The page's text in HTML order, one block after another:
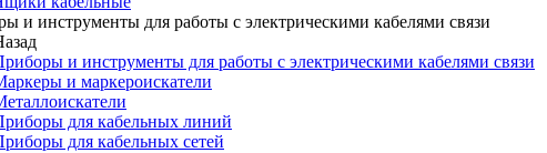
и инструменты для работы с электрическими кабелями связи
и инструменты для работы с электрическими кабелями связи
и маркероискатели
для кабельных линий
для кабельных сетей